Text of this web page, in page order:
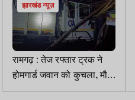
झारखंड न्यूज़
रामगढ़ : तेज रफ्तार ट्रक ने
होमगार्ड जवान को कुचला, मौके
पर मौत